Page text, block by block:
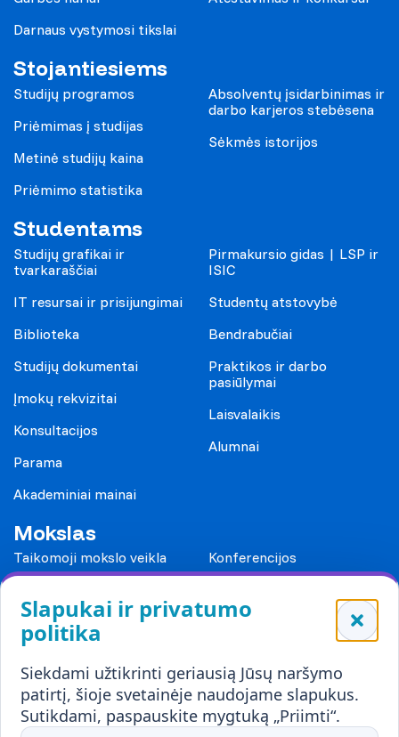
Slapukai ir privatumo
politika
Siekdami užtikrinti geriausią Jūsų naršymo
patirtį, šioje svetainėje naudojame slapukus.
Sutikdami, paspauskite mygtuką „Priimti“.
Darnaus vystymosi tikslai
Stojantiesiems
Studijų programos
Priėmimas į studijas
Metinė studijų kaina
Priėmimo statistika
Absolventų įsidarbinimas ir
darbo karjeros stebėsena
Sėkmės istorijos
Studentams
Studijų grafikai ir
tvarkaraščiai
IT resursai ir prisijungimai
Biblioteka
Studijų dokumentai
Įmokų rekvizitai
Konsultacijos
Parama
Akademiniai mainai
Pirmakursio gidas | LSP ir
ISIC
Studentų atstovybė
Bendrabučiai
Praktikos ir darbo
pasiūlymai
Laisvalaikis
Alumnai
Mokslas
Taikomoji mokslo veikla
Konferencijos
Mokykloms
Visuomenei ir verslui
Mokymai ir konsultavimas
Partnerystės
Karjera